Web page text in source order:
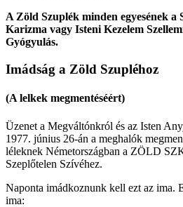
A Zöld Szuplék minden egyesének a
Karizma vagy Isteni Kezelem
Gyógyulás.
Imádság a Zöld Szupléhoz
(A lelkek megmentéséért)
Üzenet a Megváltónkról és az Isten
1977. június 26-án a meghalók
léleknek Németországban a ZÖLD
Szeplőtelen Szívéhez.
Naponta imádkoznunk kell ezt az ima.
ima: